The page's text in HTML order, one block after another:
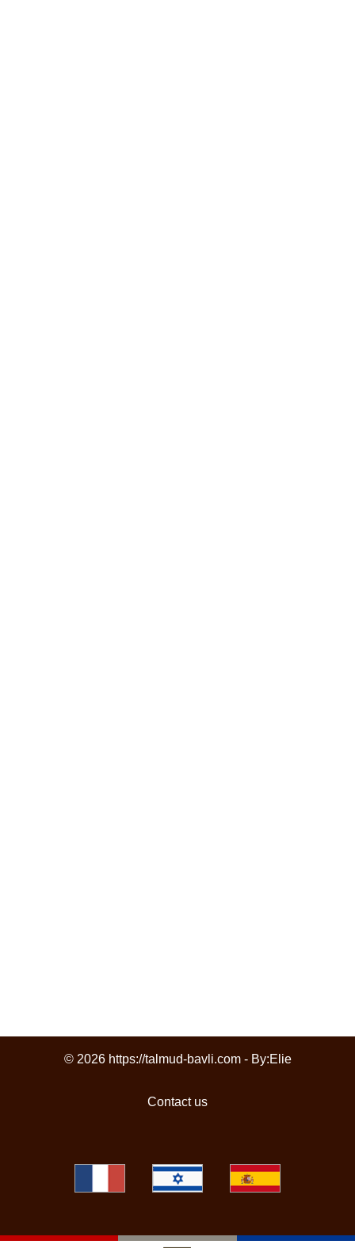
© 2026 https://talmud-bavli.com - By:Elie
Contact us